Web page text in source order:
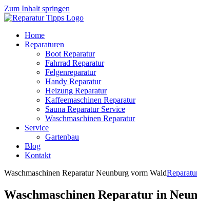
Zum Inhalt springen
Home
Reparaturen
Boot Reparatur
Fahrrad Reparatur
Felgenreparatur
Handy Reparatur
Heizung Reparatur
Kaffeemaschinen Reparatur
Sauna Reparatur Service
Waschmaschinen Reparatur
Service
Gartenbau
Blog
Kontakt
Waschmaschinen Reparatur Neunburg vorm Wald
Waschmaschinen Reparatur in